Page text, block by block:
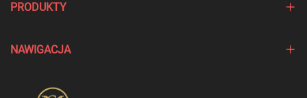
PRODUKTY
NAWIGACJA